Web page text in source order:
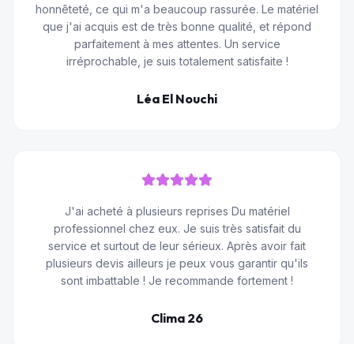
honnêteté, ce qui m'a beaucoup rassurée. Le matériel
que j'ai acquis est de très bonne qualité, et répond
parfaitement à mes attentes. Un service
irréprochable, je suis totalement satisfaite !
Léa El Nouchi
J'ai acheté à plusieurs reprises Du matériel
professionnel chez eux. Je suis très satisfait du
service et surtout de leur sérieux. Après avoir fait
plusieurs devis ailleurs je peux vous garantir qu'ils
sont imbattable ! Je recommande fortement !
Clima 26